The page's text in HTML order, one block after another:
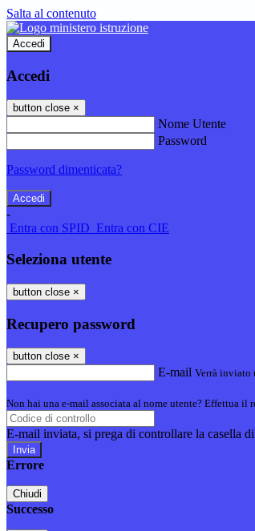
Salta al contenuto
Accedi
Accedi
button close ×
Nome Utente
Password
Password dimenticata?
-
Entra con SPID Entra con CIE
Seleziona utente
button close ×
Recupero password
button close ×
E-mail Verrà inviato
Non hai una e-mail associata al nome utente? Effettua il
E-mail inviata, si prega di controllare la casella
Errore
Chiudi
Successo